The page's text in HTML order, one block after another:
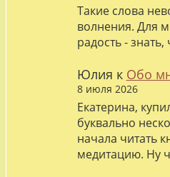
Такие слова
волнения. Для
радость - знать,
Юлия к Обо
8 июля 2026
Екатерина,
буквально
начала читать
медитацию. Ну